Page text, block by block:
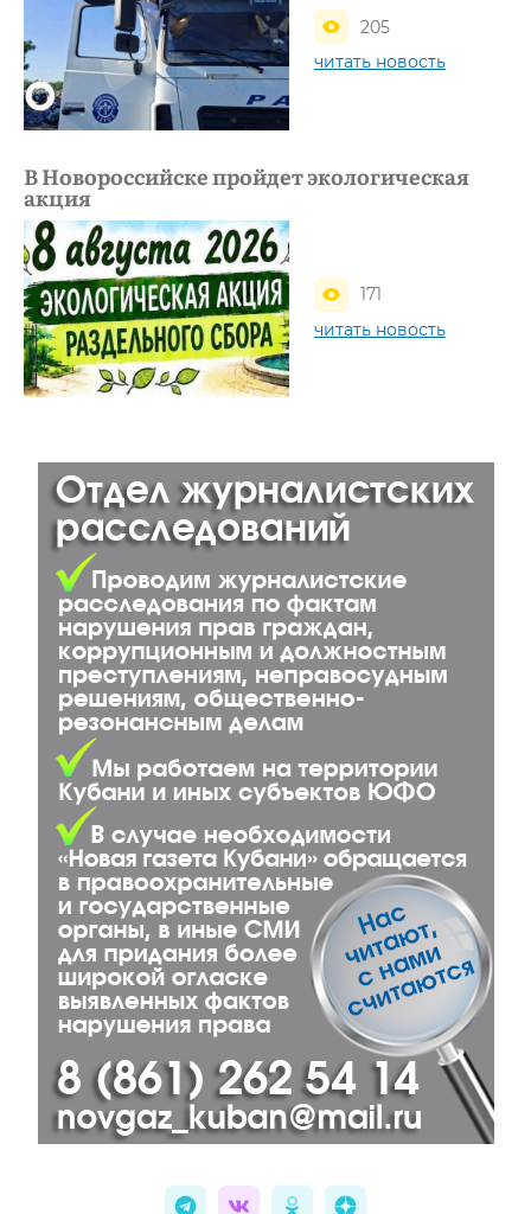
205
читать новость
В Новороссийске пройдет экологическая
акция
171
читать новость